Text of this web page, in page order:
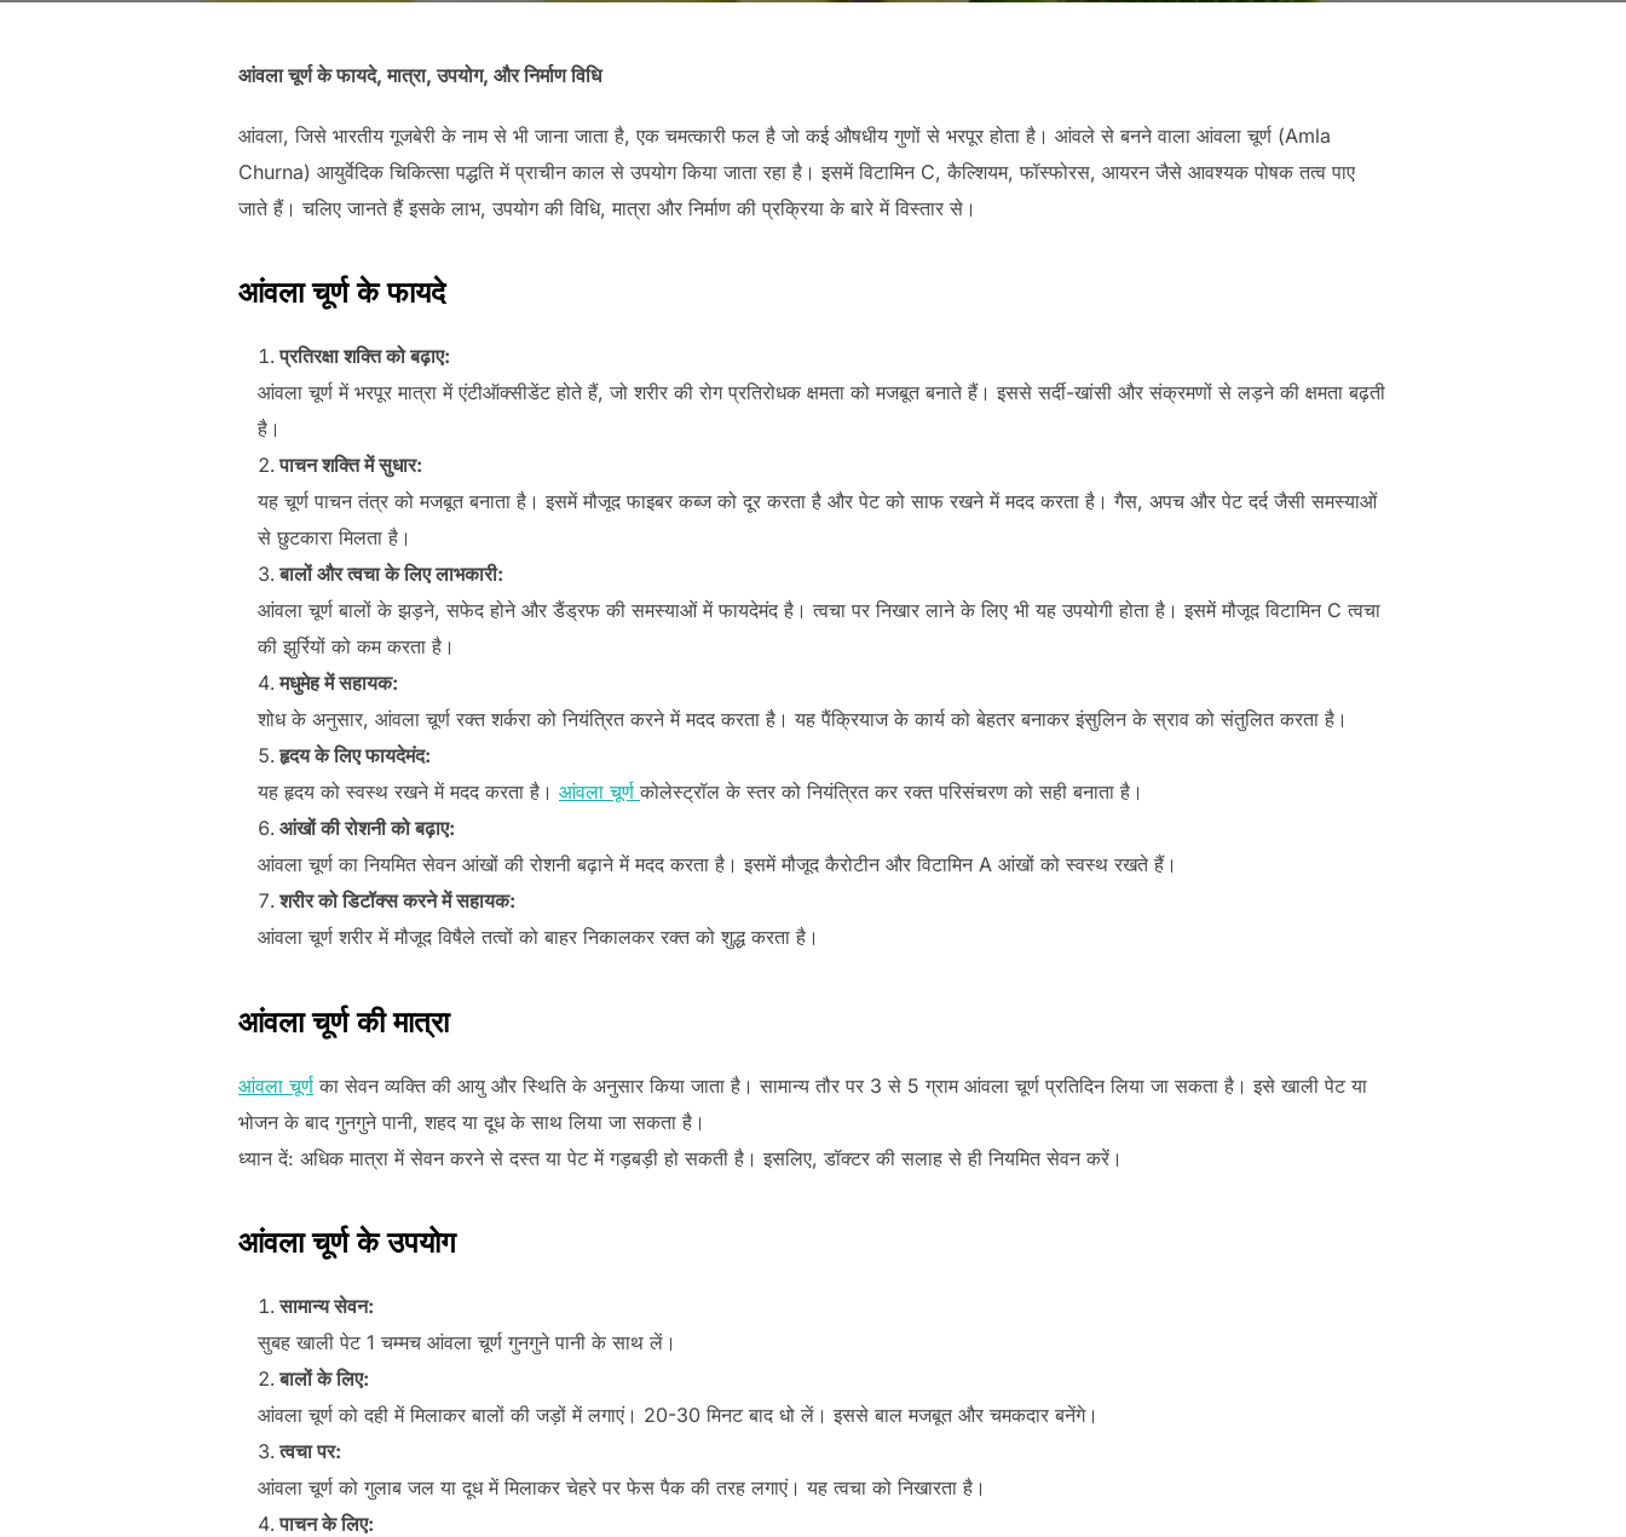
आंवला चूर्ण के फायदे, मात्रा, उपयोग, और निर्माण विधि
आंवला, जिसे भारतीय गूजबेरी के नाम से भी जाना जाता है, एक चमत्कारी फल है जो कई औषधीय गुणों से भरपूर होता है। आंवले से बनने वाला आंवला चूर्ण (Amla
Churna) आयुर्वेदिक चिकित्सा पद्धति में प्राचीन काल से उपयोग किया जाता रहा है। इसमें विटामिन C, कैल्शियम, फॉस्फोरस, आयरन जैसे आवश्यक पोषक तत्व पाए
जाते हैं। चलिए जानते हैं इसके लाभ, उपयोग की विधि, मात्रा और निर्माण की प्रक्रिया के बारे में विस्तार से।
आंवला चूर्ण के फायदे
प्रतिरक्षा शक्ति को बढ़ाए:
आंवला चूर्ण में भरपूर मात्रा में एंटीऑक्सीडेंट होते हैं, जो शरीर की रोग प्रतिरोधक क्षमता को मजबूत बनाते हैं। इससे सर्दी-खांसी और संक्रमणों से लड़ने की क्षमता बढ़ती
है।
पाचन शक्ति में सुधार:
यह चूर्ण पाचन तंत्र को मजबूत बनाता है। इसमें मौजूद फाइबर कब्ज को दूर करता है और पेट को साफ रखने में मदद करता है। गैस, अपच और पेट दर्द जैसी समस्याओं
से छुटकारा मिलता है।
बालों और त्वचा के लिए लाभकारी:
आंवला चूर्ण बालों के झड़ने, सफेद होने और डैंड्रफ की समस्याओं में फायदेमंद है। त्वचा पर निखार लाने के लिए भी यह उपयोगी होता है। इसमें मौजूद विटामिन C त्वचा
की झुर्रियों को कम करता है।
मधुमेह में सहायक:
शोध के अनुसार, आंवला चूर्ण रक्त शर्करा को नियंत्रित करने में मदद करता है। यह पैंक्रियाज के कार्य को बेहतर बनाकर इंसुलिन के स्राव को संतुलित करता है।
हृदय के लिए फायदेमंद:
यह हृदय को स्वस्थ रखने में मदद करता है। आंवला चूर्णकोलेस्ट्रॉल के स्तर को नियंत्रित कर रक्त परिसंचरण को सही बनाता है।
आंखों की रोशनी को बढ़ाए:
आंवला चूर्ण का नियमित सेवन आंखों की रोशनी बढ़ाने में मदद करता है। इसमें मौजूद कैरोटीन और विटामिन A आंखों को स्वस्थ रखते हैं।
शरीर को डिटॉक्स करने में सहायक:
आंवला चूर्ण शरीर में मौजूद विषैले तत्वों को बाहर निकालकर रक्त को शुद्ध करता है।
आंवला चूर्ण की मात्रा
आंवला चूर्ण का सेवन व्यक्ति की आयु और स्थिति के अनुसार किया जाता है। सामान्य तौर पर 3 से 5 ग्राम आंवला चूर्ण प्रतिदिन लिया जा सकता है। इसे खाली पेट या
भोजन के बाद गुनगुने पानी, शहद या दूध के साथ लिया जा सकता है।
ध्यान दें: अधिक मात्रा में सेवन करने से दस्त या पेट में गड़बड़ी हो सकती है। इसलिए, डॉक्टर की सलाह से ही नियमित सेवन करें।
आंवला चूर्ण के उपयोग
सामान्य सेवन:
सुबह खाली पेट 1 चम्मच आंवला चूर्ण गुनगुने पानी के साथ लें।
बालों के लिए:
आंवला चूर्ण को दही में मिलाकर बालों की जड़ों में लगाएं। 20-30 मिनट बाद धो लें। इससे बाल मजबूत और चमकदार बनेंगे।
त्वचा पर:
आंवला चूर्ण को गुलाब जल या दूध में मिलाकर चेहरे पर फेस पैक की तरह लगाएं। यह त्वचा को निखारता है।
पाचन के लिए: